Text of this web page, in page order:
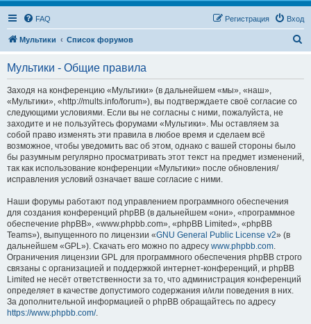
FAQ Вход
Регистрация
Мультики Список форумов
Мультики - Общие правила
Заходя на конференцию «Мультики» (в дальнейшем «мы», «наш»,
«Мультики», «http://mults.info/forum»), вы подтверждаете своё согласие со
следующими условиями. Если вы не согласны с ними, пожалуйста, не
заходите и не пользуйтесь форумами «Мультики». Мы оставляем за
собой право изменять эти правила в любое время и сделаем всё
возможное, чтобы уведомить вас об этом, однако с вашей стороны было
бы разумным регулярно просматривать этот текст на предмет изменений,
так как использование конференции «Мультики» после обновления/
исправления условий означает ваше согласие с ними.
Наши форумы работают под управлением программного обеспечения
для создания конференций phpBB (в дальнейшем «они», «программное
обеспечение phpBB», «www.phpbb.com», «phpBB Limited», «phpBB
Teams»), выпущенного по лицензии «GNU General Public License v2» (в
дальнейшем «GPL»). Скачать его можно по адресу www.phpbb.com.
Ограничения лицензии GPL для программного обеспечения phpBB строго
связаны с организацией и поддержкой интернет-конференций, и phpBB
Limited не несёт ответственности за то, что администрация конференций
определяет в качестве допустимого содержания и/или поведения в них.
За дополнительной информацией о phpBB обращайтесь по адресу
https://www.phpbb.com/.